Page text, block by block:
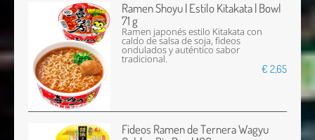
Ramen Shoyu | Estilo Kitakata | Bowl
71 g
Ramen japonés estilo Kitakata con
caldo de salsa de soja, fideos
ondulados y auténtico sabor
tradicional.
€ 2,65
Fideos Ramen de Ternera Wagyu